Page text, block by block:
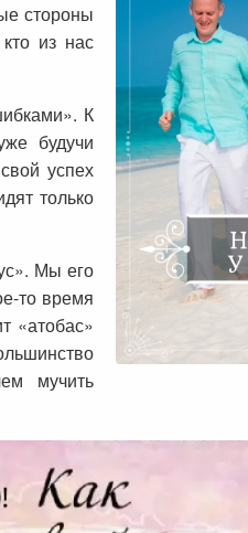
стороны
из нас
К
будучи
успех
только
Мы его
то время
«атобас»
мучить